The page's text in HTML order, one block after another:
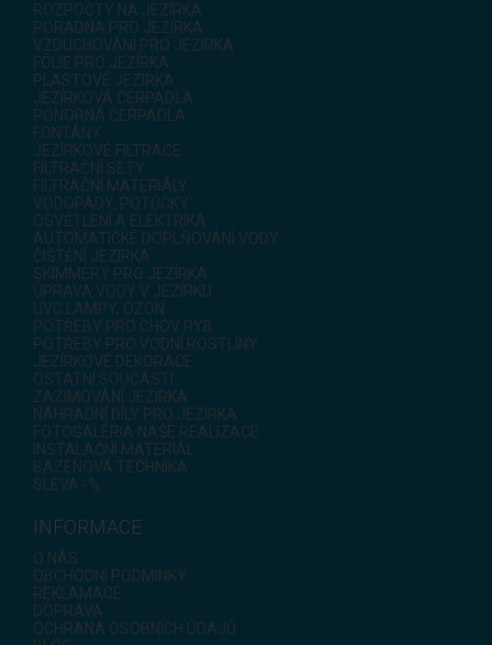
ROZPOČTY NA JEZÍRKA
PORADNA PRO JEZÍRKA
VZDUCHOVÁNÍ PRO JEZÍRKA
FÓLIE PRO JEZÍRKA
PLASTOVÉ JEZÍRKA
JEZÍRKOVÁ ČERPADLA
PONORNÁ ČERPADLA
FONTÁNY
JEZÍRKOVÉ FILTRACE
FILTRAČNÍ SETY
FILTRAČNÍ MATERIÁLY
VODOPÁDY, POTŮČKY
OSVĚTLENÍ A ELEKTRIKA
AUTOMATICKÉ DOPLŇOVÁNÍ VODY
ČIŠTĚNÍ JEZÍRKA
SKIMMERY PRO JEZÍRKA
ÚPRAVA VODY V JEZÍRKU
UVC LAMPY, OZON
POTŘEBY PRO CHOV RYB
POTŘEBY PRO VODNÍ ROSTLINY
JEZÍRKOVÉ DEKORACE
OSTATNÍ SOUČÁSTI
ZAZIMOVÁNÍ JEZÍRKA
NÁHRADNÍ DÍLY PRO JEZÍRKA
FOTOGALÉRIA NAŠE REALIZACE
INSTALAČNÍ MATERIÁL
BAZÉNOVÁ TECHNIKA
SLEVA -%
INFORMACE
O NÁS
OBCHODNÍ PODMÍNKY
REKLAMACE
DOPRAVA
OCHRANA OSOBNÍCH ÚDAJŮ